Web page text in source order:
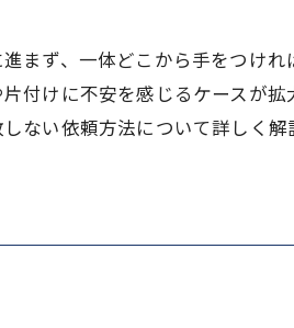
まず、一体どこから手をつけ
付けに不安を感じるケースが
ない依頼方法について詳しく